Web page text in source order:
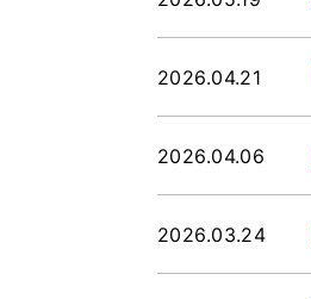
2026.04.21
2026.04.06
2026.03.24